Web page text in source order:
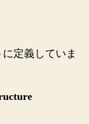
定義していま